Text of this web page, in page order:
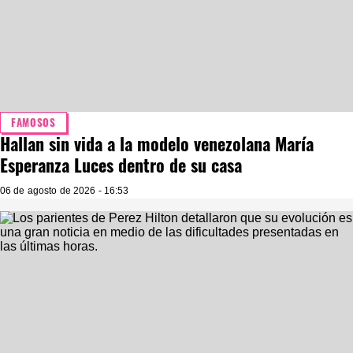
FAMOSOS
Hallan sin vida a la modelo venezolana María
Esperanza Luces dentro de su casa
06 de agosto de 2026 - 16:53